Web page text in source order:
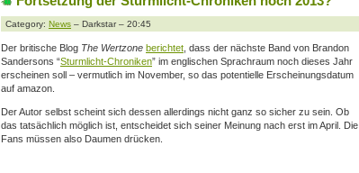
Category: News – Darkstar – 20:45
Der britische Blog The Wertzone berichtet , dass der nächste Band von Brandon
Sandersons “Sturmlicht-Chroniken” im englischen Sprachraum noch dieses Jahr
erscheinen soll – vermutlich im November, so das potentielle Erscheinungsdatum
auf amazon.
Der Autor selbst scheint sich dessen allerdings nicht ganz so sicher zu sein. Ob
das tatsächlich möglich ist, entscheidet sich seiner Meinung nach erst im April. Die
Fans müssen also Daumen drücken.